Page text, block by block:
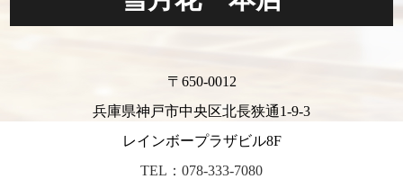
〒650-0012
兵庫県神戸市中央区北長狭通1-9-3
レインボープラザビル8F
TEL：078-333-7080